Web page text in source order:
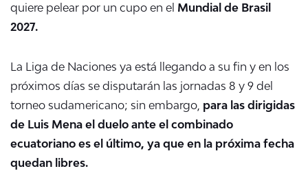
quiere pelear por un cupo en el Mundial de Brasil
2027.
La Liga de Naciones ya está llegando a su fin y en los
próximos días se disputarán las jornadas 8 y 9 del
torneo sudamericano; sin embargo, para las dirigidas
de Luis Mena el duelo ante el combinado
ecuatoriano es el último, ya que en la próxima fecha
quedan libres.